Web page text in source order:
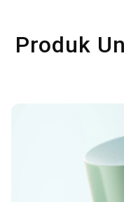
Produk